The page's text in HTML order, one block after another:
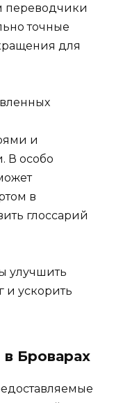
переводчики
точные
для
и
В особо
в
глоссарий
улучшить
и ускорить
Броварах